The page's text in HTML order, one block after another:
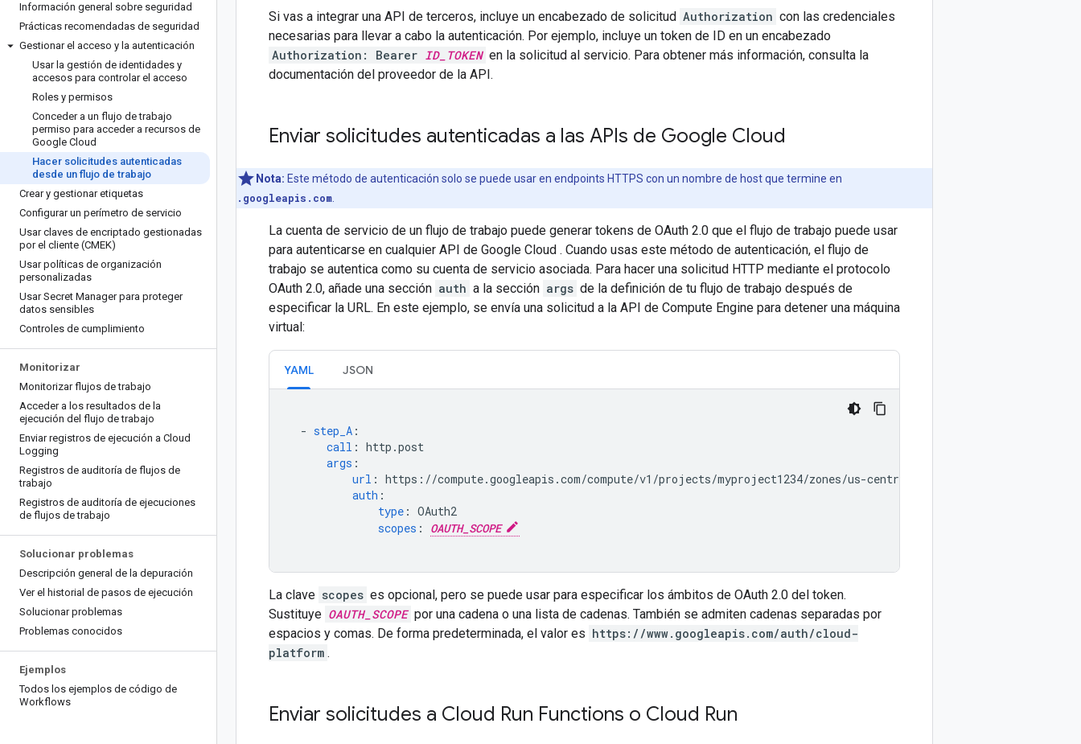
Información general sobre seguridad
Prácticas recomendadas de seguridad
Gestionar el acceso y la autenticación
Usar la gestión de identidades y
accesos para controlar el acceso
Roles y permisos
Conceder a un flujo de trabajo
permiso para acceder a recursos de
Google Cloud
Hacer solicitudes autenticadas
desde un flujo de trabajo
Crear y gestionar etiquetas
Configurar un perímetro de servicio
Usar claves de encriptado gestionadas
por el cliente (CMEK)
Usar políticas de organización
personalizadas
Usar Secret Manager para proteger
datos sensibles
Controles de cumplimiento
Monitorizar
Monitorizar flujos de trabajo
Acceder a los resultados de la
ejecución del flujo de trabajo
Enviar registros de ejecución a Cloud
Logging
Registros de auditoría de flujos de
trabajo
Registros de auditoría de ejecuciones
de flujos de trabajo
Solucionar problemas
Descripción general de la depuración
Ver el historial de pasos de ejecución
Solucionar problemas
Problemas conocidos
Ejemplos
Todos los ejemplos de código de
Workflows
Si vas a integrar una API de terceros, incluye un encabezado de solicitud Authorization con las credenciales
necesarias para llevar a cabo la autenticación. Por ejemplo, incluye un token de ID en un encabezado
Authorization: Bearer ID_TOKEN en la solicitud al servicio. Para obtener más información, consulta la
documentación del proveedor de la API.
Enviar solicitudes autenticadas a las APIs de Google Cloud
Nota: Este método de autenticación solo se puede usar en endpoints HTTPS con un nombre de host que termine en
.googleapis.com
La cuenta de servicio de un flujo de trabajo puede generar tokens de OAuth 2.0 que el flujo de trabajo puede usar
para autenticarse en cualquier API de Google Cloud . Cuando usas este método de autenticación, el flujo de
trabajo se autentica como su cuenta de servicio asociada. Para hacer una solicitud HTTP mediante el protocolo
OAuth 2.0, añade una sección auth a la sección args de la definición de tu flujo de trabajo después de
especificar la URL. En este ejemplo, se envía una solicitud a la API de Compute Engine para detener una máquina
virtual:
YAML JSON
- step_A :
call : http.post
args :
url : https://compute.googleapis.com/compute/v1/projects/myproject1234/zones/us-central1-b/instances/myvm001/stop
auth :
type : OAuth2
scopes : OAUTH_SCOPE
La clave scopes es opcional, pero se puede usar para especificar los ámbitos de OAuth 2.0 del token.
Sustituye OAUTH_SCOPE por una cadena o una lista de cadenas. También se admiten cadenas separadas por
espacios y comas. De forma predeterminada, el valor es https://www.googleapis.com/auth/cloud-
platform .
Enviar solicitudes a Cloud Run Functions o Cloud Run